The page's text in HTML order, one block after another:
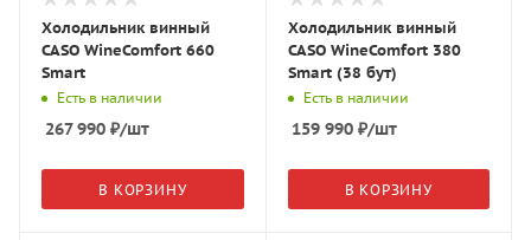
Холодильник винный
CASO WineComfort 660
Smart
Есть в наличии
267 990 ₽/шт
В КОРЗИНУ
Холодильник винный
CASO WineComfort 380
Smart (38 бут)
Есть в наличии
159 990₽/шт
В КОРЗИНУ